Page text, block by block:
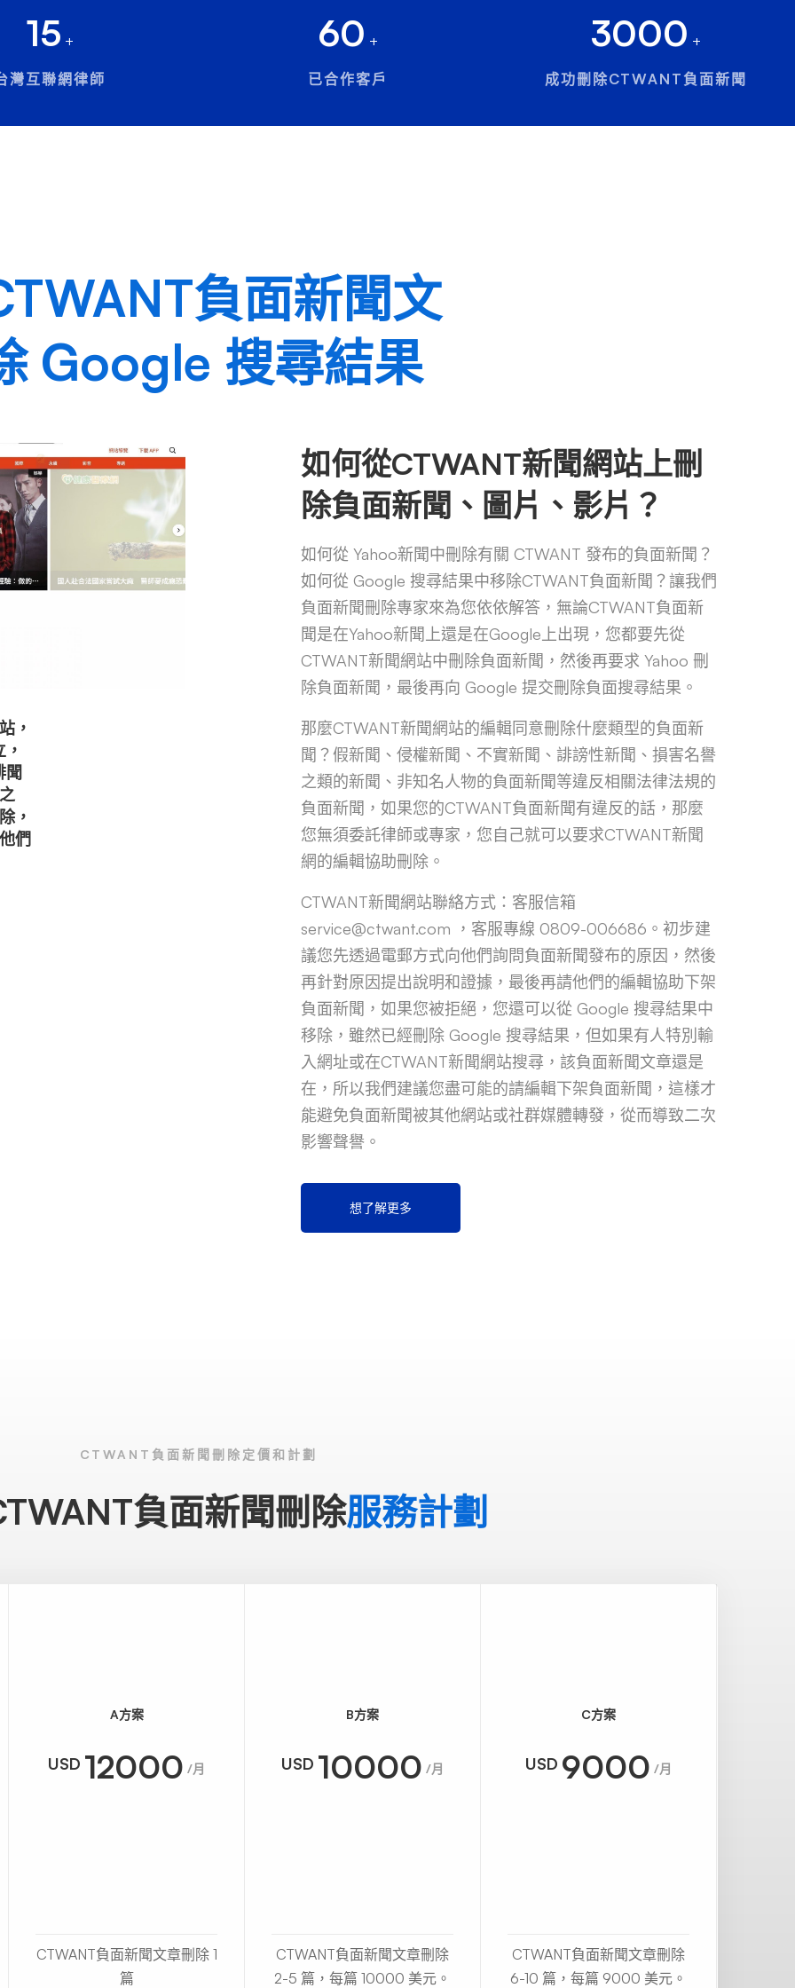
15 +
灣互聯網律師
60 +
已合作客戶
3000 +
成功刪除CTWANT負面新聞
負面新聞文
Google 搜尋結果
，
聞
，
們
如何從CTWANT新聞網站上刪
除負面新聞、圖片、影片？
如何從 Yahoo新聞中刪除有關 CTWANT 發布的負面新聞？
如何從 Google 搜尋結果中移除CTWANT負面新聞？讓我們
負面新聞刪除專家來為您依依解答，無論CTWANT負面新
聞是在Yahoo新聞上還是在Google上出現，您都要先從
CTWANT新聞網站中刪除負面新聞，然後再要求 Yahoo 刪
除負面新聞，最後再向 Google 提交刪除負面搜尋結果。
那麼CTWANT新聞網站的編輯同意刪除什麼類型的負面新
聞？假新聞、侵權新聞、不實新聞、誹謗性新聞、損害名譽
之類的新聞、非知名人物的負面新聞等違反相關法律法規的
負面新聞，如果您的CTWANT負面新聞有違反的話，那麼
您無須委託律師或專家，您自己就可以要求CTWANT新聞
網的編輯協助刪除。
CTWANT新聞網站聯絡方式：客服信箱
service@ctwant.com ，客服專線 0809-006686。初步建
議您先透過電郵方式向他們詢問負面新聞發布的原因，然後
再針對原因提出說明和證據，最後再請他們的編輯協助下架
負面新聞，如果您被拒絕，您還可以從 Google 搜尋結果中
移除，雖然已經刪除 Google 搜尋結果，但如果有人特別輸
入網址或在CTWANT新聞網站搜尋，該負面新聞文章還是
在，所以我們建議您盡可能的請編輯下架負面新聞，這樣才
能避免負面新聞被其他網站或社群媒體轉發，從而導致二次
影響聲譽。
想了解更多
CTWANT負面新聞刪除定價和計劃
負面新聞刪除服務計劃
A方案
USD 12000 /月
B方案
USD 10000 /月
C方案
USD 9000 /月
CTWANT負面新聞文章刪除 1
篇
CTWANT負面新聞文章刪除
2-5 篇，每篇 10000 美元。
CTWANT負面新聞文章刪除
6-10 篇，每篇 9000 美元。